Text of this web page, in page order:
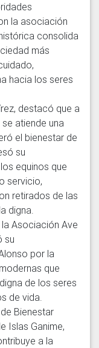
la asociación
consolida
más
hacia los seres
destacó que a
atiende una
el bienestar de
su
equinos que
servicio,
retirados de las
digna.
Asociación Ave
su
por la
que
de los seres
de vida.
Bienestar
Islas Ganime,
a la